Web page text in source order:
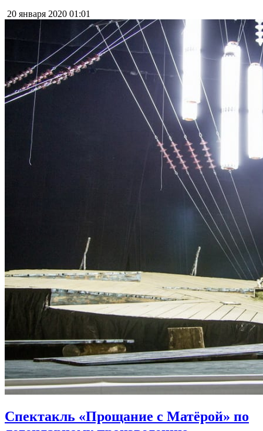
20 января 2020 01:01
Спектакль «Прощание с Матёрой» по